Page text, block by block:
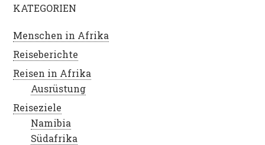
KATEGORIEN
Menschen in Afrika
Reiseberichte
Reisen in Afrika
Ausrüstung
Reiseziele
Namibia
Südafrika